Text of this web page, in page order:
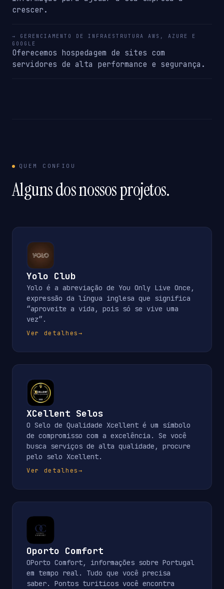
crescer.
→ GERENCIAMENTO DE INFRAESTRUTURA AWS, AZURE E
GOOGLE
Oferecemos hospedagem de sites com
servidores de alta performance e segurança.
QUEM CONFIOU
Alguns dos nossos projetos.
Yolo Club
Yolo é a abreviação de You Only Live Once,
expressão da língua inglesa que significa
“aproveite a vida, pois só se vive uma
vez”.
Ver detalhes→
XCellent Selos
O Selo de Qualidade Xcellent é um símbolo
de compromisso com a excelência. Se você
busca serviços de alta qualidade, procure
pelo selo Xcellent.
Ver detalhes→
Oporto Comfort
OPorto Comfort, informações sobre Portugal
em tempo real. Tudo que você precisa
saber. Pontos turiticos você encontra